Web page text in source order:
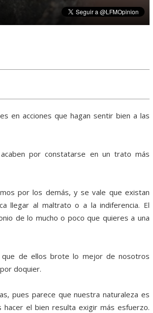
en acciones que hagan sentir bien a las
por constatarse en un trato más
por los demás, y se vale que existan
llegar al maltrato o a la indiferencia. El
de lo mucho o poco que quieres a una
de ellos brote lo mejor de nosotros
doquier.
pues parece que nuestra naturaleza es
el bien resulta exigir más esfuerzo.